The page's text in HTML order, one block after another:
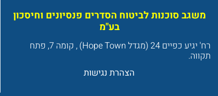
משגב סוכנות לביטוח הסדרים פנסיונים וחיסכון
בע"מ
רח' יגיע כפיים 24 (מגדל Hope Town) , קומה 7, פתח
תקווה.
הצהרת נגישות